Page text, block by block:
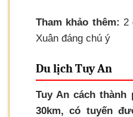
Tham khảo thêm: 2
Xuân đáng chú ý
Du lịch Tuy An
Tuy An cách thành
30km, có tuyến